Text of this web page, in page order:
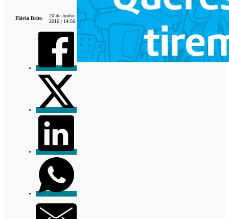
Flávia Brito
20 de Junho
2016 | 14:56